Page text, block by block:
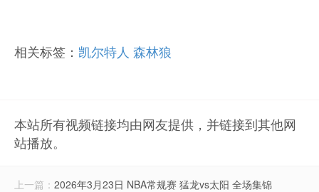
相关标签： 凯尔特人 森林狼
本站所有视频链接均由网友提供，并链接到其他网
站播放。
上一篇： 2026年3月23日 NBA常规赛 猛龙vs太阳 全场集锦